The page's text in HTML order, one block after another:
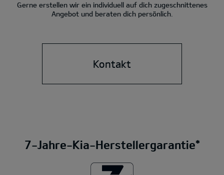
Gerne erstellen wir ein individuell auf dich zugeschnittenes
Angebot und beraten dich persönlich.
Kontakt
7-Jahre-Kia-Herstellergarantie*